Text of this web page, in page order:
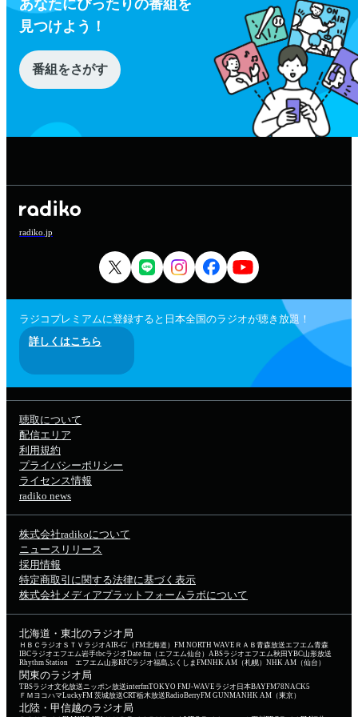
あなたにぴったりの番組を
見つけよう！
番組をさがす
radiko.jp
ラジコプレミアムに登録すると日本全国のラジオが聴き放題！
詳しくはこちら
聴取について
配信エリア
利用規約
プライバシーポリシー
ライセンス情報
radiko news
株式会社radikoについて
ニュースリリース
採用情報
特定商取引に関する法律に基づく表示
株式会社メディアプラットフォームラボについて
北海道・東北のラジオ局
ＨＢＣラジオ ＳＴＶラジオAIR-G'（FM北海道） FM NORTH WAVE ＲＡＢ青森放送エフエム青森
IBCラジオエフエム岩手tbcラジオDate fm（エフエム仙台） ABSラジオエフエム秋田 YBC山形放送
Rhythm Station エフエム山形RFCラジオ福島ふくしまFMNHK AM（札幌） NHK AM（仙台）
関東のラジオ局
TBSラジオ文化放送ニッポン放送interfmTOKYO FMJ-WAVE ラジオ日本BAYFM78NACK5
ＦＭヨコハマLuckyFM 茨城放送CRT栃木放送RadioBerryFM GUNMANHK AM（東京）
北陸・甲信越のラジオ局